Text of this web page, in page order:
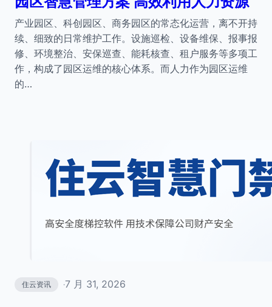
产业园区、科创园区、商务园区的常态化运营，离不开持
续、细致的日常维护工作。设施巡检、设备维保、报事报
修、环境整治、安保巡查、能耗核查、租户服务等多项工
作，构成了园区运维的核心体系。而人力作为园区运维
的…
住云资讯 ·7 月 31, 2026